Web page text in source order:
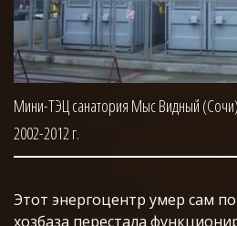
Мини-ТЭЦ санатория Мыс Видный
2002-2012 г.
Этот энергоцентр умер сам
хозбаза перестала